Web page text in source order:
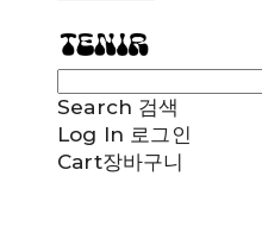
Search 검색
Log In 로그인
Cart장바구니